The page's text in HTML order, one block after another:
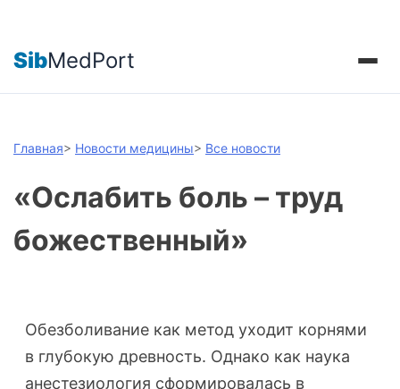
SibMedPort
Главная> Новости медицины> Все новости
«Ослабить боль – труд
божественный»
Обезболивание как метод уходит корнями
в глубокую древность. Однако как наука
анестезиология сформировалась в